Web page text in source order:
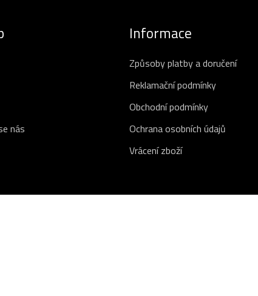
nás
Informace
Způsoby platby a doručení
Reklamační podmínky
Obchodní podmínky
Ochrana osobních údajů
Vrácení zboží